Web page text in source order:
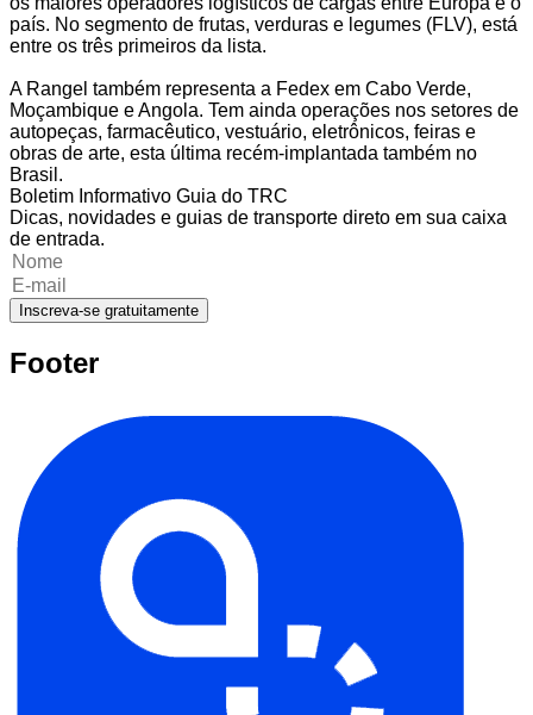
país. No segmento de frutas, verduras e legumes (FLV), está
entre os três primeiros da lista.
A Rangel também representa a Fedex em Cabo Verde,
Moçambique e Angola. Tem ainda operações nos setores de
autopeças, farmacêutico, vestuário, eletrônicos, feiras e
obras de arte, esta última recém-implantada também no
Brasil.
Boletim Informativo Guia do TRC
Dicas, novidades e guias de transporte direto em sua caixa
de entrada.
Inscreva-se gratuitamente
Footer